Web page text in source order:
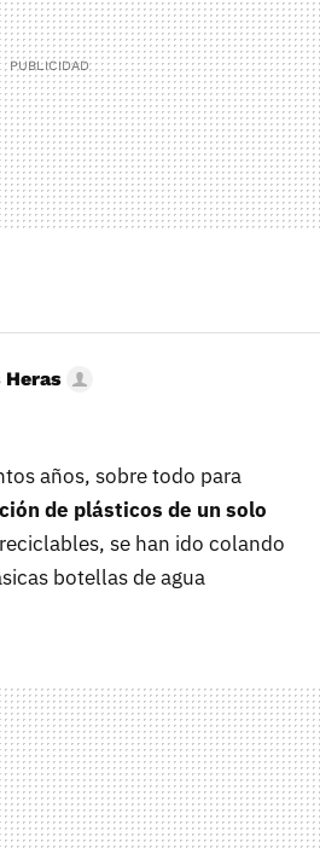
Heras
años, sobre todo para
de plásticos de un solo
se han ido colando
botellas de agua